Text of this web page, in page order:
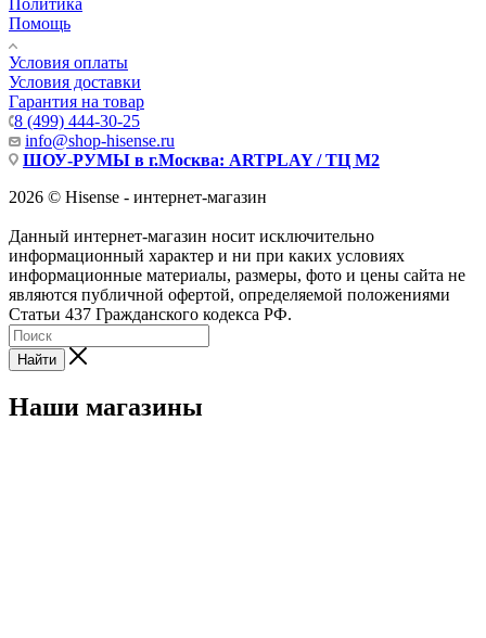
Политика
Помощь
Условия оплаты
Условия доставки
Гарантия на товар
8 (499) 444-30-25
info@shop-hisense.ru
ШОУ-РУМЫ в г.Москва: ARTPLAY / ТЦ М2
2026 © Hisense - интернет-магазин
Данный интернет-магазин носит исключительно
информационный характер и ни при каких условиях
информационные материалы, размеры, фото и цены сайта не
являются публичной офертой, определяемой положениями
Статьи 437 Гражданского кодекса РФ.
Найти
Наши магазины